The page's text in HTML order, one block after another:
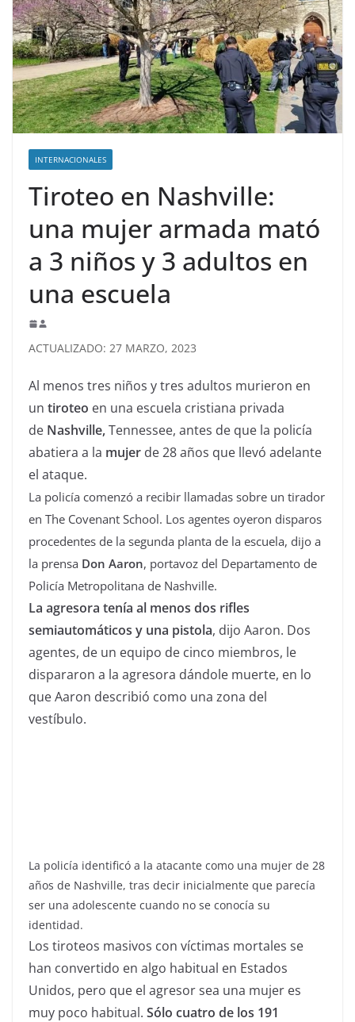
INTERNACIONALES
Tiroteo en Nashville:
una mujer armada mató
a 3 niños y 3 adultos en
una escuela
ACTUALIZADO: 27 MARZO, 2023
Al menos tres niños y tres adultos murieron en
un tiroteo en una escuela cristiana privada
de Nashville,Tennessee, antes de que la policía
abatiera a la mujer de 28 años que llevó adelante
el ataque.
La policía comenzó a recibir llamadas sobre un tirador
en The Covenant School. Los agentes oyeron disparos
procedentes de la segunda planta de la escuela, dijo a
la prensa Don Aaron, portavoz del Departamento de
Policía Metropolitana de Nashville.
La agresora tenía al menos dos rifles
semiautomáticos y una pistola, dijo Aaron. Dos
agentes, de un equipo de cinco miembros, le
dispararon a la agresora dándole muerte, en lo
que Aaron describió como una zona del
vestíbulo.
La policía identificó a la atacante como una mujer de 28
años de Nashville, tras decir inicialmente que parecía
ser una adolescente cuando no se conocía su
identidad.
Los tiroteos masivos con víctimas mortales se
han convertido en algo habitual en Estados
Unidos, pero que el agresor sea una mujer es
muy poco habitual. Sólo cuatro de los 191